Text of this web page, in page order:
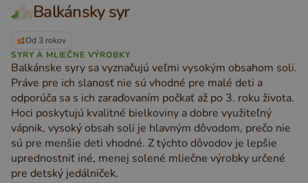
Balkánsky syr
Od 3 rokov
SYRY A MLIEČNE VÝROBKY
Balkánske syry sa vyznačujú veľmi vysokým obsahom soli.
Práve pre ich slanosť nie sú vhodné pre malé deti a
odporúča sa s ich zaraďovaním počkať až po 3. roku života.
Hoci poskytujú kvalitné bielkoviny a dobre využiteľný
vápnik, vysoký obsah soli je hlavným dôvodom, prečo nie
sú pre menšie deti vhodné. Z týchto dôvodov je lepšie
uprednostniť iné, menej solené mliečne výrobky určené
pre detský jedálniček.